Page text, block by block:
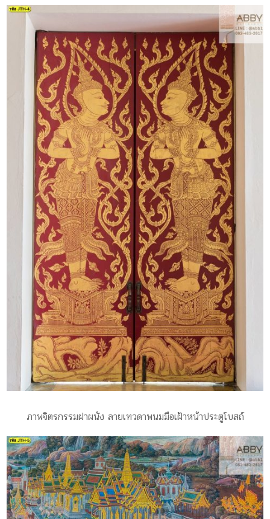
ภาพจิตรกรรมฝาผนัง ลายเทวดาพนมมือเฝ้าหน้าประตูโบสถ์